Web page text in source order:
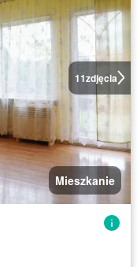
11zdjęcia
Mieszkanie